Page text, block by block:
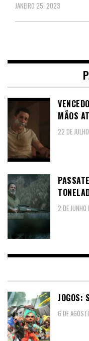
JANEIRO 25, 2023
MÃOS
22 DE
2 DE
JOGOS:
6 DE